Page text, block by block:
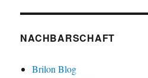
NACHBARSCHAFT
Brilon Blog